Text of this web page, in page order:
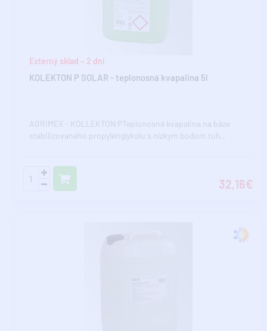
Externý sklad ~ 2 dni
KOLEKTON P SOLAR - teplonosná kvapalina 5l
AGRIMEX - KOLLEKTON PTeplonosná kvapalina na báze
stabilizovaného propylénglykolu s nízkym bodom tuh..
32,16€